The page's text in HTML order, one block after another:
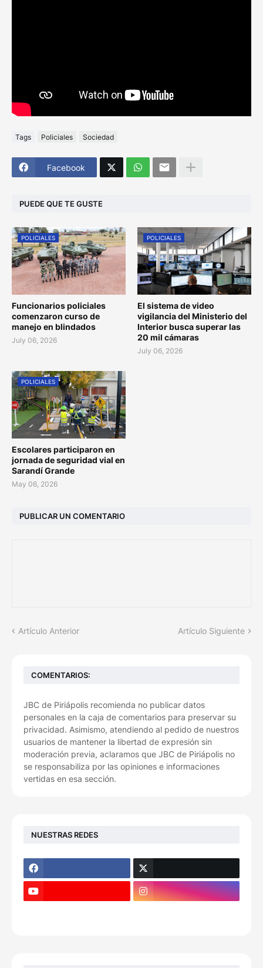
Tags Policiales Sociedad
Facebook
PUEDE QUE TE GUSTE
POLICIALES
Funcionarios policiales
comenzaron curso de
manejo en blindados
July 06, 2026
POLICIALES
El sistema de video
vigilancia del Ministerio del
Interior busca superar las
20 mil cámaras
July 06, 2026
POLICIALES
Escolares participaron en
jornada de seguridad vial en
Sarandí Grande
May 06, 2026
PUBLICAR UN COMENTARIO
Artículo Anterior Artículo Siguiente
COMENTARIOS:
JBC de Piriápolis recomienda no publicar datos
personales en la caja de comentarios para preservar su
privacidad. Asimismo, atendiendo al pedido de nuestros
usuarios de mantener la libertad de expresión sin
moderación previa, aclaramos que JBC de Piriápolis no
se responsabiliza por las opiniones e informaciones
vertidas en esa sección.
NUESTRAS REDES